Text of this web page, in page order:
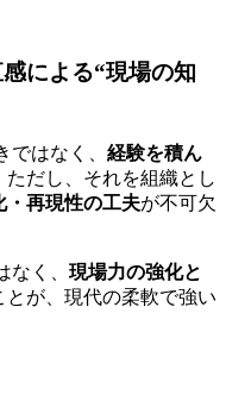
による“現場の知
はなく、 経験を積ん
ただし、それを組織とし
・再現性の工夫が不可欠
なく、 現場力の強化と
とが、現代の柔軟で強い